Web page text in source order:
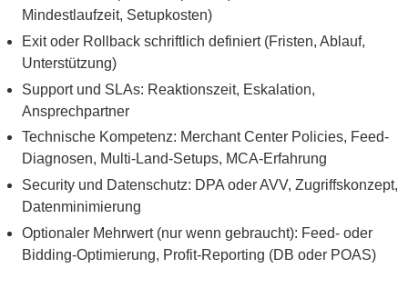
Mindestlaufzeit, Setupkosten)
Exit oder Rollback schriftlich definiert (Fristen, Ablauf,
Unterstützung)
Support und SLAs: Reaktionszeit, Eskalation,
Ansprechpartner
Technische Kompetenz: Merchant Center Policies, Feed-
Diagnosen, Multi-Land-Setups, MCA-Erfahrung
Security und Datenschutz: DPA oder AVV, Zugriffskonzept,
Datenminimierung
Optionaler Mehrwert (nur wenn gebraucht): Feed- oder
Bidding-Optimierung, Profit-Reporting (DB oder POAS)